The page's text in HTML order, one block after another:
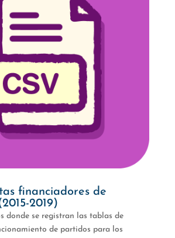
financiadores de
2019)
donde se registran las tablas de
de partidos para los